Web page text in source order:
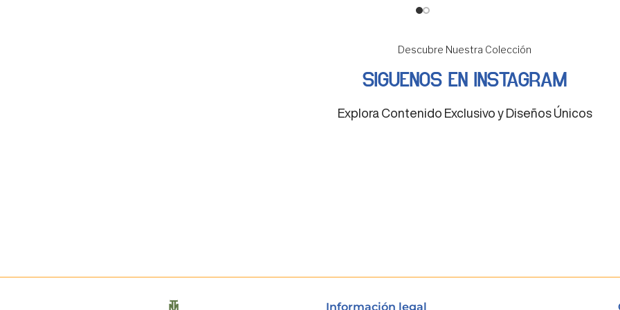
Descubre Nuestra Colección
SIGUENOS EN INSTAGRAM
Explora Contenido Exclusivo y Diseños Únicos
Información legal